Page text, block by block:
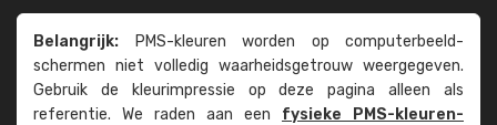
Belangrijk: PMS-kleuren worden op computer­beeld­
schermen niet volledig waarheids­­getrouw weer­gegeven.
Gebruik de kleur­impressie op deze pagina alleen als
referentie. We raden aan een fysieke PMS-kleuren­